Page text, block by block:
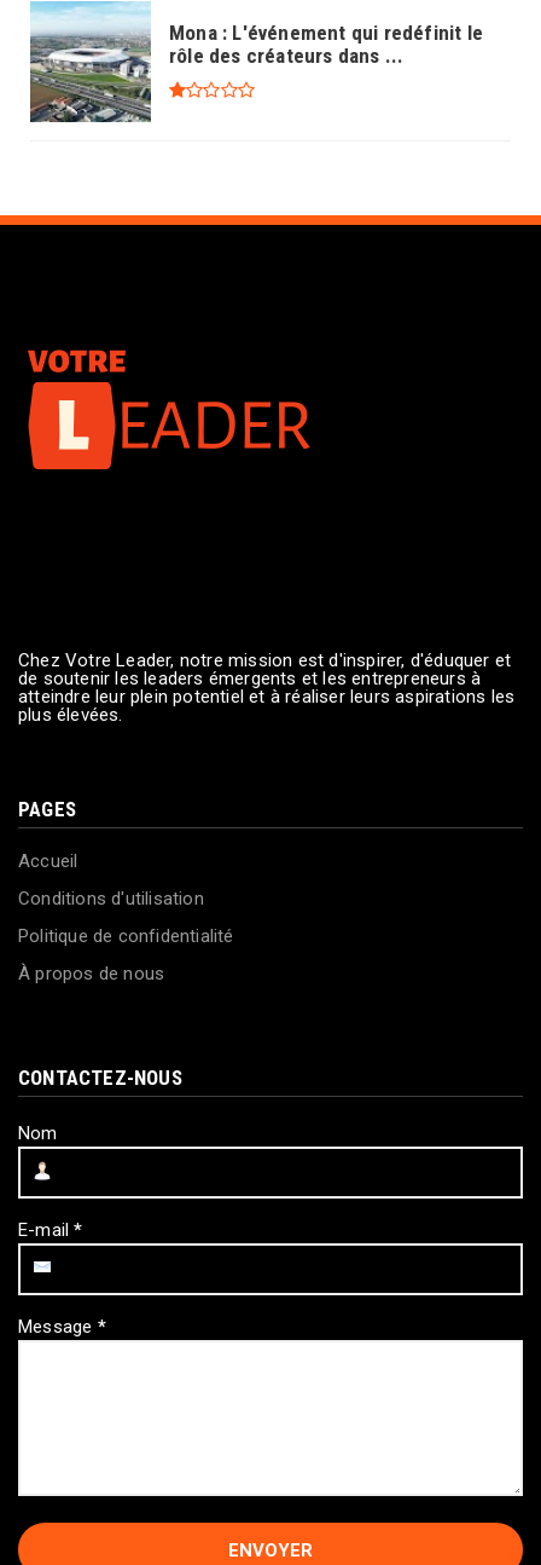
Mona : L'événement qui redéfinit le
rôle des créateurs dans ...
Chez Votre Leader, notre mission est d'inspirer, d'éduquer et
de soutenir les leaders émergents et les entrepreneurs à
atteindre leur plein potentiel et à réaliser leurs aspirations les
plus élevées.
PAGES
Accueil
Conditions d'utilisation
Politique de confidentialité
À propos de nous
CONTACTEZ-NOUS
Nom
E-mail*
Message *